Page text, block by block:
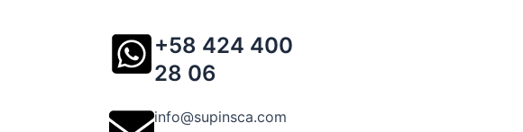
+58 424 400
28 06
info@supinsca.com